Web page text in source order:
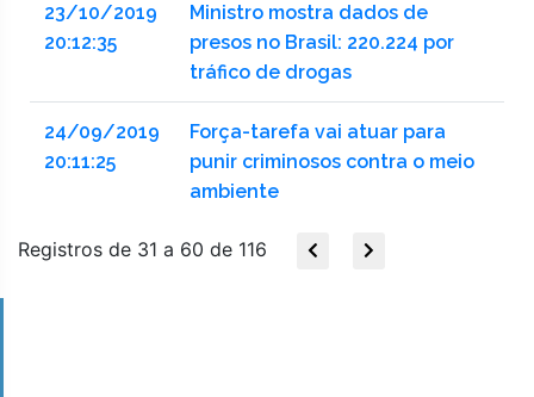
23/10/2019
20:12:35
Ministro mostra dados de
presos no Brasil: 220.224 por
tráfico de drogas
24/09/2019
20:11:25
Força-tarefa vai atuar para
punir criminosos contra o meio
ambiente
Registros de 31 a 60 de 116